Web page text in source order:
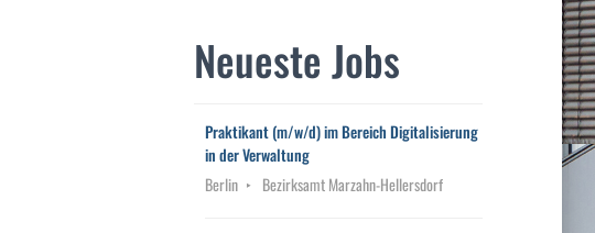
Neueste Jobs
Praktikant (m/w/d) im Bereich Digitalisierung
in der Verwaltung
Berlin
Bezirksamt Marzahn-Hellersdorf